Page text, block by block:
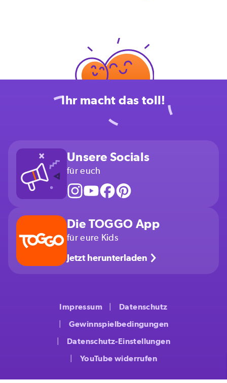
Ihr macht das toll!
Unsere Socials
für euch
Die TOGGO App
für eure Kids
Jetzt herunterladen
Impressum
Datenschutz
Gewinnspielbedingungen
Datenschutz-Einstellungen
YouTube widerrufen